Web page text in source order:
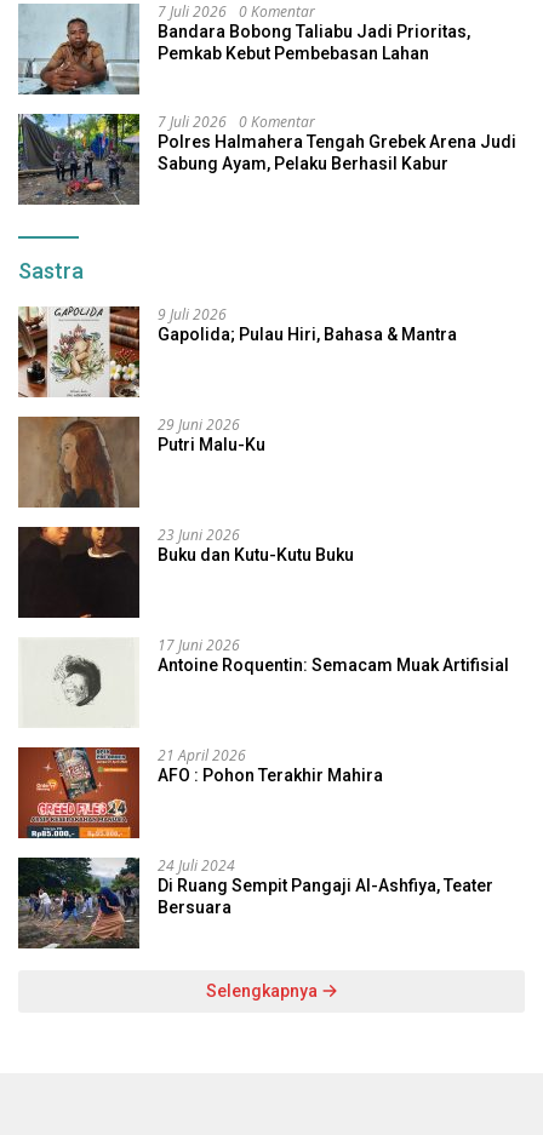
7 Juli 2026 0 Komentar
Bandara Bobong Taliabu Jadi Prioritas,
Pemkab Kebut Pembebasan Lahan
7 Juli 2026 0 Komentar
Polres Halmahera Tengah Grebek Arena Judi
Sabung Ayam, Pelaku Berhasil Kabur
Sastra
9 Juli 2026
Gapolida; Pulau Hiri, Bahasa & Mantra
29 Juni 2026
Putri Malu-Ku
23 Juni 2026
Buku dan Kutu-Kutu Buku
17 Juni 2026
Antoine Roquentin: Semacam Muak Artifisial
21 April 2026
AFO : Pohon Terakhir Mahira
24 Juli 2024
Di Ruang Sempit Pangaji Al-Ashfiya, Teater
Bersuara
Selengkapnya